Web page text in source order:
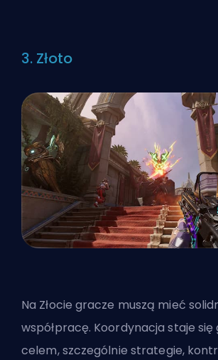
3. Złoto
Na Złocie gracze muszą mieć
współpracę. Koordynacja staje się
celem, szczególnie strategie,